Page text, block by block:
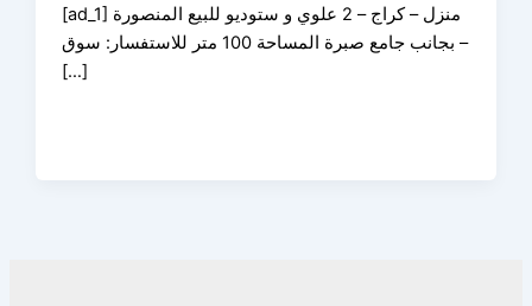
[ad_1] منزل – كراج – 2 علوي و ستوديو للبيع المنصورة
– بجانب جامع صبرة المساحة 100 متر للاستفسار: سوق
[…]